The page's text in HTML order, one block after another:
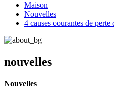
Maison
Nouvelles
4 causes courantes de
nouvelles
Nouvelles